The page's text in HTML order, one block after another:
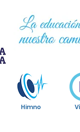
Himno